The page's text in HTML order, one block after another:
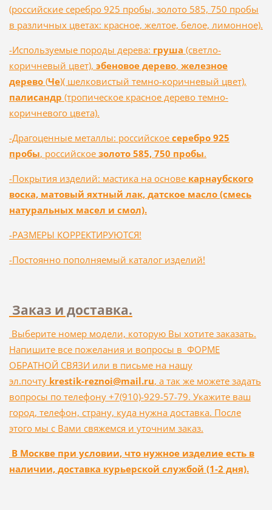
(российские серебро 925 пробы, золото 585, 750 пробы
в различных цветах: красное, желтое, белое, лимонное).
-Используемые породы дерева: груша (светло-
коричневый цвет), эбеновое дерево, железное
дерево(Че)( шелковистый темно-коричневый цвет),
палисандр (тропическое красное дерево темно-
коричневого цвета).
-Драгоценные металлы: российское серебро 925
пробы, российское золото 585, 750 пробы.
-Покрытия изделий: мастика на основе карнаубского
воска, матовый яхтный лак, датское масло (смесь
натуральных масел и смол).
-РАЗМЕРЫ КОРРЕКТИРУЮТСЯ!
-Постоянно пополняемый каталог изделий!
Заказ и доставка.
Выберите номер модели, которую Вы хотите заказать.
Напишите все пожелания и вопросы в ФОРМЕ
ОБРАТНОЙ СВЯЗИ или в письме на нашу
эл.почтуkrestik-reznoi@mail.ru, а так же можете задать
вопросы по телефону +7(910)-929-57-79. Укажите ваш
город, телефон, страну, куда нужна доставка. После
этого мы с Вами свяжемся и уточним заказ.
В Москве при условии, что нужное изделие есть в
наличии, доставка курьерской службой (1-2 дня).